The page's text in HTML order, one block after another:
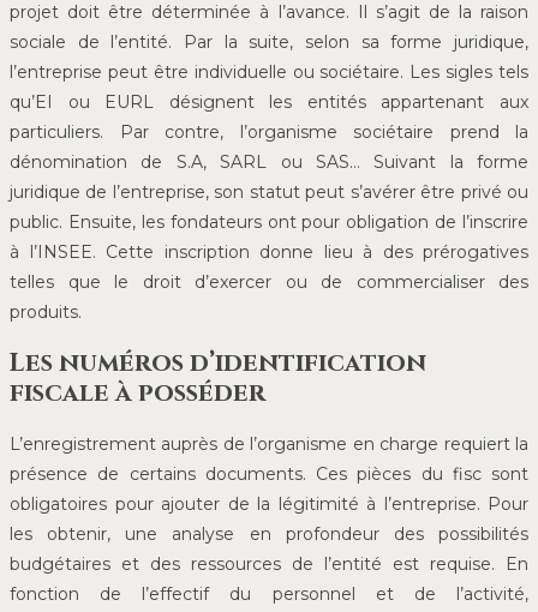
projet doit être déterminée à l’avance. Il s’agit de la raison
sociale de l’entité. Par la suite, selon sa forme juridique,
l’entreprise peut être individuelle ou sociétaire. Les sigles tels
qu’EI ou EURL désignent les entités appartenant aux
particuliers. Par contre, l’organisme sociétaire prend la
dénomination de S.A, SARL ou SAS… Suivant la forme
juridique de l’entreprise, son statut peut s’avérer être privé ou
public. Ensuite, les fondateurs ont pour obligation de l’inscrire
à l’INSEE. Cette inscription donne lieu à des prérogatives
telles que le droit d’exercer ou de commercialiser des
produits.
Les numéros d’identification
fiscale à posséder
L’enregistrement auprès de l’organisme en charge requiert la
présence de certains documents. Ces pièces du fisc sont
obligatoires pour ajouter de la légitimité à l’entreprise. Pour
les obtenir, une analyse en profondeur des possibilités
budgétaires et des ressources de l’entité est requise. En
fonction de l’effectif du personnel et de l’activité,